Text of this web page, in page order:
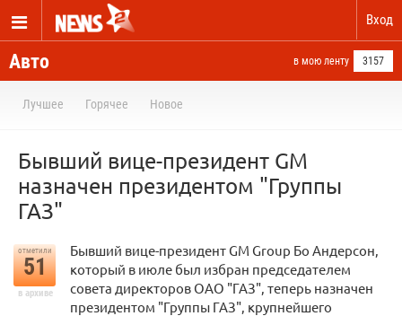
Вход
Авто в мою ленту 3157
Лучшее Горячее Новое
Бывший вице-президент GM
назначен президентом "Группы
ГАЗ"
отметили
51
в архиве
Бывший вице-президент GM Group Бо Андерсон,
который в июле был избран председателем
совета директоров ОАО "ГАЗ", теперь назначен
президентом "Группы ГАЗ", крупнейшего